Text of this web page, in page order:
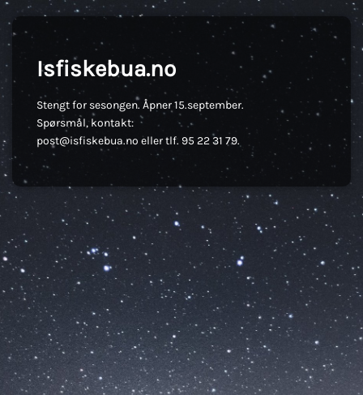
Isfiskebua.no
Stengt for sesongen. Åpner 15.september.
Spørsmål, kontakt:
post@isfiskebua.no eller tlf. 95 22 31 79.